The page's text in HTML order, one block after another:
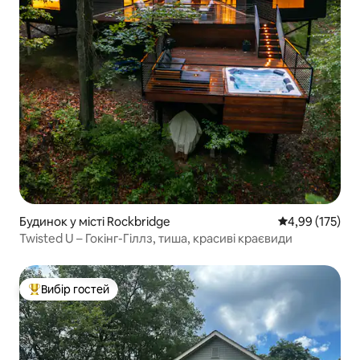
Будинок у місті Rockbridge Середня
4,99 (175)
Twisted U – Гокінг-Гіллз, тиша, красиві краєвиди
Топ вибір гостей
Вибір гостей